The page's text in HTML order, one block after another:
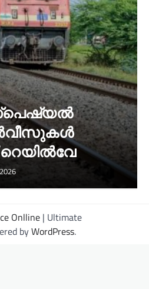
Onlline | Ultimate
byWordPress.